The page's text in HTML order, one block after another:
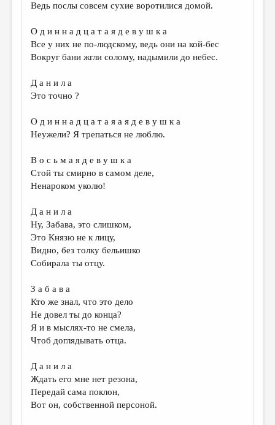
Ведь послы совсем сухие воротилися домой.
О д и н н а д ц а т а я д е в у ш к а
Все у них не по-людскому, ведь они на кой-бес
Вокруг бани жгли солому, надымили до небес.
Д а н и л а
Это точно ?
О д и н н а д ц а т а я а я д е в у ш к а
Неужели? Я трепаться не люблю.
В о с ь м а я д е в у ш к а
Стой ты смирно в самом деле,
Ненароком уколю!
Д а н и л а
Ну, Забава, это слишком,
Это Князю не к лицу,
Видно, без толку бельишко
Собирала ты отцу.
З а б а в а
Кто же знал, что это дело
Не довел ты до конца?
Я и в мыслях-то не смела,
Чтоб доглядывать отца.
Д а н и л а
Ждать его мне нет резона,
Передай сама поклон,
Вот он, собственной персоной.